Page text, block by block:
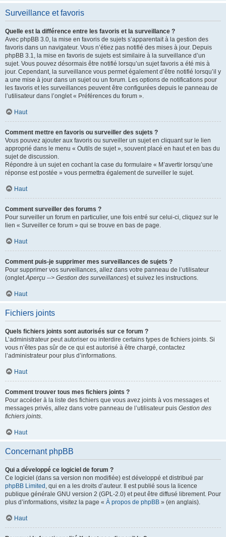
Surveillance et favoris
Quelle est la différence entre les favoris et la surveillance ?
Avec phpBB 3.0, la mise en favoris de sujets s’apparentait à la gestion des
favoris dans un navigateur. Vous n’étiez pas notifié des mises à jour. Depuis
phpBB 3.1, la mise en favoris de sujets est similaire à la surveillance d’un
sujet. Vous pouvez désormais être notifié lorsqu’un sujet favoris a été mis à
jour. Cependant, la surveillance vous permet également d’être notifié lorsqu’il y
a une mise à jour dans un sujet ou un forum. Les options de notifications pour
les favoris et les surveillances peuvent être configurées depuis le panneau de
l’utilisateur dans l’onglet « Préférences du forum ».
Haut
Comment mettre en favoris ou surveiller des sujets ?
Vous pouvez ajouter aux favoris ou surveiller un sujet en cliquant sur le lien
approprié dans le menu « Outils de sujet », souvent placé en haut et en bas du
sujet de discussion.
Répondre à un sujet en cochant la case du formulaire « M’avertir lorsqu’une
réponse est postée » vous permettra également de surveiller le sujet.
Haut
Comment surveiller des forums ?
Pour surveiller un forum en particulier, une fois entré sur celui-ci, cliquez sur le
lien « Surveiller ce forum » qui se trouve en bas de page.
Haut
Comment puis-je supprimer mes surveillances de sujets ?
Pour supprimer vos surveillances, allez dans votre panneau de l’utilisateur
(ongletAperçu --> Gestion des surveillances) et suivez les instructions.
Haut
Fichiers joints
Quels fichiers joints sont autorisés sur ce forum ?
L’administrateur peut autoriser ou interdire certains types de fichiers joints. Si
vous n’êtes pas sûr de ce qui est autorisé à être chargé, contactez
l’administrateur pour plus d’informations.
Haut
Comment trouver tous mes fichiers joints ?
Pour accéder à la liste des fichiers que vous avez joints à vos messages et
messages privés, allez dans votre panneau de l’utilisateur puis Gestion des
fichiers joints.
Haut
Concernant phpBB
Qui a développé ce logiciel de forum ?
Ce logiciel (dans sa version non modifiée) est développé et distribué par
phpBB Limited , qui en a les droits d’auteur. Il est publié sous la licence
publique générale GNU version 2 (GPL-2.0) et peut être diffusé librement. Pour
plus d’informations, visitez la page « À propos de phpBB » (en anglais).
Haut